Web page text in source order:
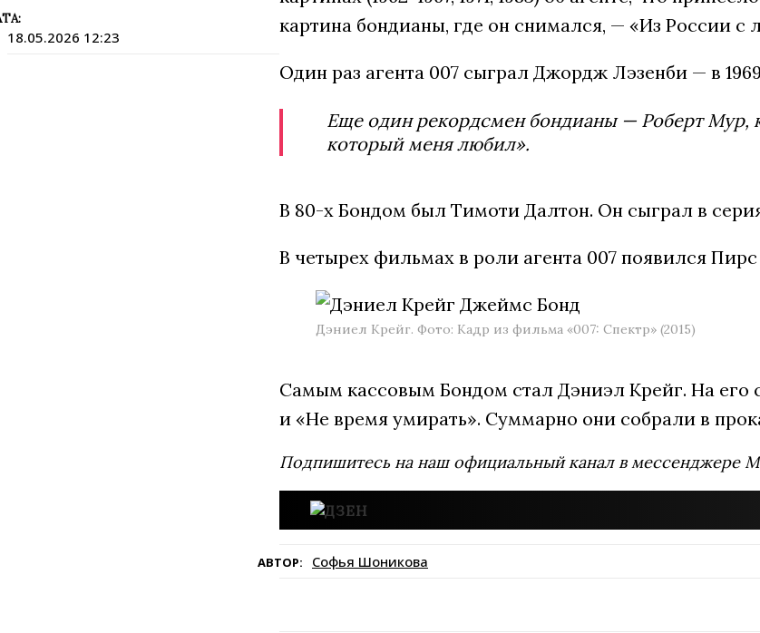
18.05.2026 12:23
картина бондианы, где он снимался, — «Из России с
Один раз агента 007 сыграл Джордж Лэзенби — в
Еще один рекордсмен бондианы — Роберт Мур,
который меня любил».
В 80-х Бондом был Тимоти Далтон. Он сыграл в
В четырех фильмах в роли агента 007 появился
Дэниел Крейг. Фото: Кадр из фильма «007: Спектр» (2015)
Самым кассовым Бондом стал Дэниэл Крейг. На его
и «Не время умирать». Суммарно они собрали в
Подпишитесь на наш официальный канал в мессенджере
АВТОР: Софья Шоникова